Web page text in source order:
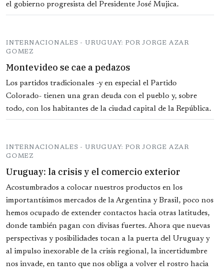
el gobierno progresista del Presidente José Mujica.
INTERNACIONALES - URUGUAY: POR JORGE AZAR
GOMEZ
Montevideo se cae a pedazos
Los partidos tradicionales -y en especial el Partido
Colorado- tienen una gran deuda con el pueblo y, sobre
todo, con los habitantes de la ciudad capital de la República.
INTERNACIONALES - URUGUAY: POR JORGE AZAR
GOMEZ
Uruguay: la crisis y el comercio exterior
Acostumbrados a colocar nuestros productos en los
importantísimos mercados de la Argentina y Brasil, poco nos
hemos ocupado de extender contactos hacia otras latitudes,
donde también pagan con divisas fuertes. Ahora que nuevas
perspectivas y posibilidades tocan a la puerta del Uruguay y
al impulso inexorable de la crisis regional, la incertidumbre
nos invade, en tanto que nos obliga a volver el rostro hacia